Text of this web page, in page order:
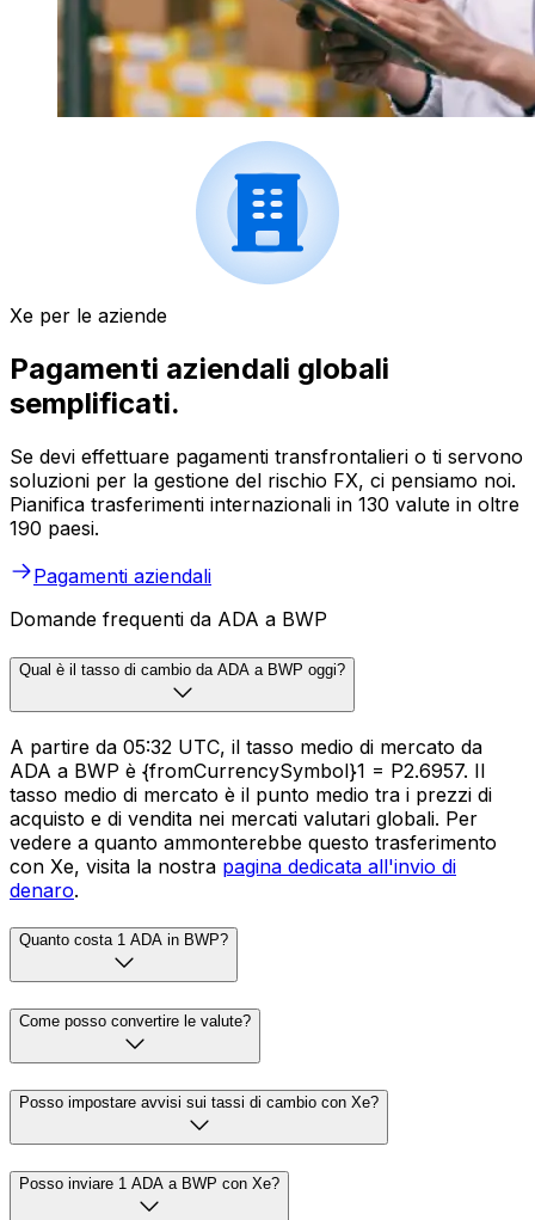
Xe per le aziende
Pagamenti aziendali globali
semplificati.
Se devi effettuare pagamenti transfrontalieri o ti servono
soluzioni per la gestione del rischio FX, ci pensiamo noi.
Pianifica trasferimenti internazionali in 130 valute in oltre
190 paesi.
Pagamenti aziendali
Domande frequenti da ADA a BWP
Qual è il tasso di cambio da ADA a BWP oggi?
A partire da 05:32 UTC, il tasso medio di mercato da
ADA a BWP è {fromCurrencySymbol}1 = P2.6957. Il
tasso medio di mercato è il punto medio tra i prezzi di
acquisto e di vendita nei mercati valutari globali. Per
vedere a quanto ammonterebbe questo trasferimento
con Xe, visita la nostra pagina dedicata all'invio di
denaro.
Quanto costa 1 ADA in BWP?
Come posso convertire le valute?
Posso impostare avvisi sui tassi di cambio con Xe?
Posso inviare 1 ADA a BWP con Xe?